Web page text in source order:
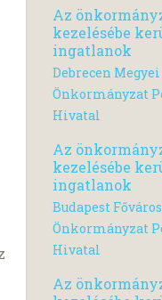
Az
kezelésébe
ingatlanok
Debrecen
Önkormányzat
Hivatal
Az
kezelésébe
ingatlanok
Budapest
Önkormányzat
Hivatal
Az